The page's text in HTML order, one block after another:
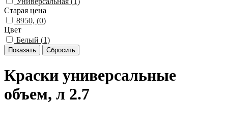
Старая цена
8950, (0)
Цвет
Белый (1)
Краски универсальные
объем, л 2.7